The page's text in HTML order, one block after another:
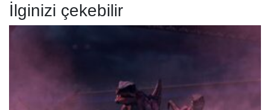
İlginizi çekebilir